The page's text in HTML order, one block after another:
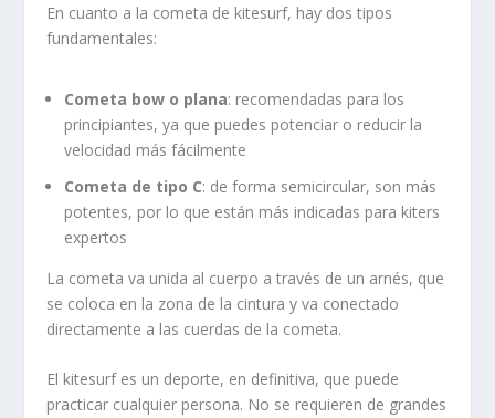
En cuanto a la cometa de kitesurf, hay dos tipos
fundamentales:
Cometa bow o plana: recomendadas para los
principiantes, ya que puedes potenciar o reducir la
velocidad más fácilmente
Cometa de tipo C: de forma semicircular, son más
potentes, por lo que están más indicadas para kiters
expertos
La cometa va unida al cuerpo a través de un arnés, que
se coloca en la zona de la cintura y va conectado
directamente a las cuerdas de la cometa.
El kitesurf es un deporte, en definitiva, que puede
practicar cualquier persona. No se requieren de grandes